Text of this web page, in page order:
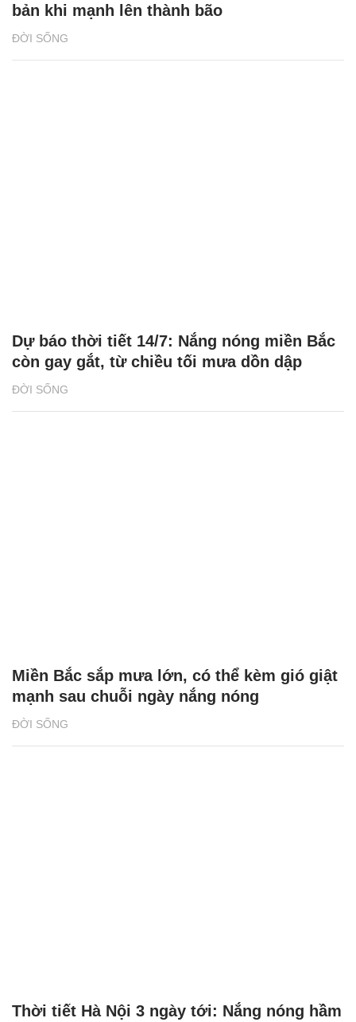
ĐỜI SỐNG
bản khi mạnh lên thành bão
ĐỜI SỐNG
Dự báo thời tiết 14/7: Nắng nóng miền Bắc
còn gay gắt, từ chiều tối mưa dồn dập
ĐỜI SỐNG
Miền Bắc sắp mưa lớn, có thể kèm gió giật
mạnh sau chuỗi ngày nắng nóng
Thời tiết Hà Nội 3 ngày tới: Nắng nóng hầm